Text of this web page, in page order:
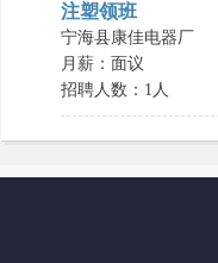
注塑领班
宁海县康佳电器厂
月薪：面议
招聘人数：1人